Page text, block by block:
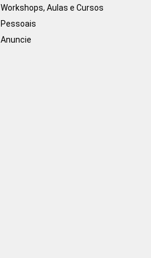
Workshops, Aulas e Cursos
Pessoais
Anuncie